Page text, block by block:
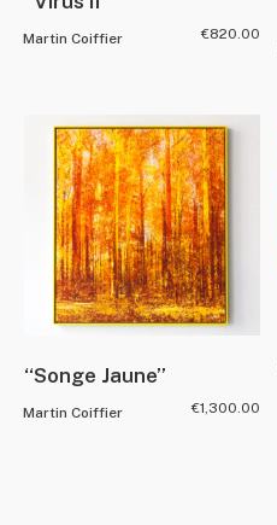
Martin Coiffier €820.00
“Songe Jaune”
Martin Coiffier €1,300.00